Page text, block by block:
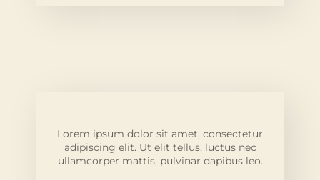
Lorem ipsum dolor sit amet, consectetur
adipiscing elit. Ut elit tellus, luctus nec
ullamcorper mattis, pulvinar dapibus leo.